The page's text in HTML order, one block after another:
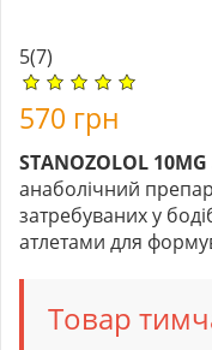
5(7)
570 грн
STANOZOLOL
анаболічний
затребуваних у
атлетами для
Товар